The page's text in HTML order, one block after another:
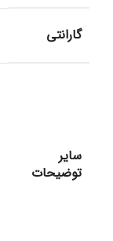
گارانتی
سایر
توضیحات